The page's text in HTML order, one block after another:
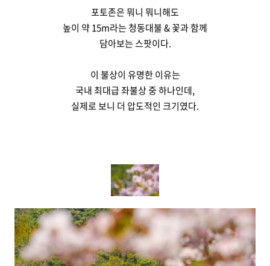
포토존은 뭐니 뭐니해도
높이 약 15m라는 청동대불 & 꽃과 함께
담아보는 스팟이다.
이 불상이 유명한 이유는
국내 최대급 좌불상 중 하나인데,
실제로 보니 더 압도적인 크기였다.